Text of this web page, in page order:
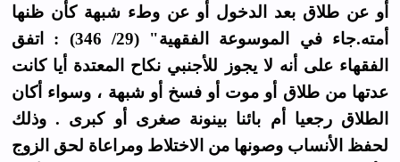
أو عن طلاق بعد الدخول أو عن وطء شبهة كأن ظنها
أمته.جاء في الموسوعة الفقهية" (29/ 346) : اتفق
الفقهاء على أنه لا يجوز للأجنبي نكاح المعتدة أيا كانت
عدتها من طلاق أو موت أو فسخ أو شبهة ، وسواء أكان
الطلاق رجعيا أم بائنا بينونة صغرى أو كبرى . وذلك
لحفظ الأنساب وصونها من الاختلاط ومراعاة لحق الزوج